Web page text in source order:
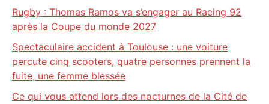
Rugby : Thomas Ramos va s’engager au Racing 92
après la Coupe du monde 2027
Spectaculaire accident à Toulouse : une voiture
percute cinq scooters, quatre personnes prennent la
fuite, une femme blessée
Ce qui vous attend lors des nocturnes de la Cité de